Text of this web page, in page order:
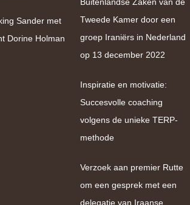
Sander met
Dorine Holman
Tweede Kamer door een
groep Iraniërs in Nederland
op 13 december 2022
Inspiratie en motivatie:
Succesvolle coaching
volgens de unieke TERP-
methode
Verzoek aan premier Rutte
om een gesprek met een
delegatie van Iraanse